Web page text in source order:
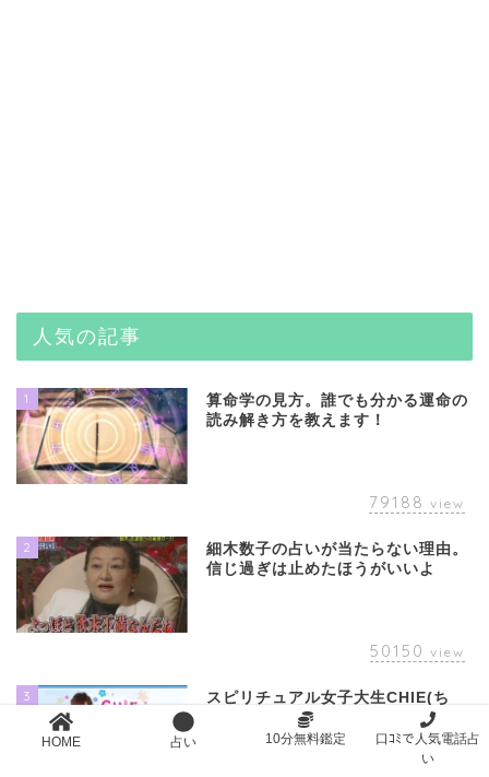
人気の記事
1
算命学の見方。誰でも分かる運命の
読み解き方を教えます！
79188 view
2
細木数子の占いが当たらない理由。
信じ過ぎは止めたほうがいいよ
50150 view
3
スピリチュアル女子大生CHIE(ち
え)は当たらない？気になる人は注
意してね
HOME 占い 10分無料鑑定
口ｺﾐで人気電話占
い